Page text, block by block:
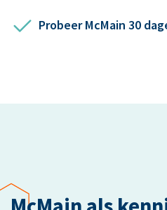
Probeer McMain 30